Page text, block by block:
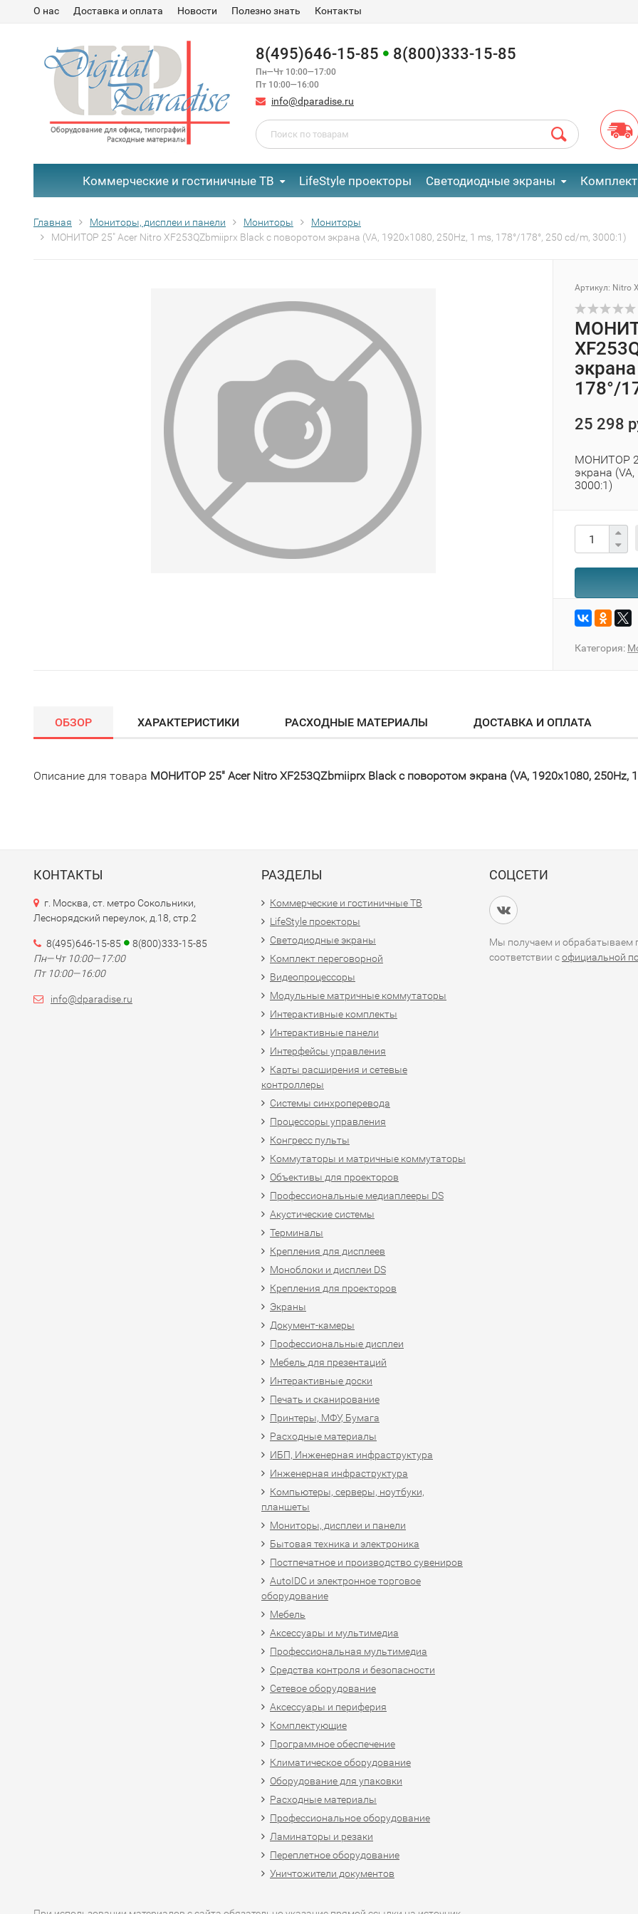
О нас Доставка и оплата Новости Полезно знать Контакты
8(495)646-15-85 8(800)333-15-85
Пн—Чт 10:00—17:00
Пт 10:00—16:00
info@dparadise.ru
Коммерческие и гостиничные ТВ LifeStyle проекторы Светодиодные экраны
Главная Мониторы, дисплеи и панели Мониторы
Мониторы
МОНИТОР 25" Acer Nitro XF253QZbmiiprx Black с поворотом экрана (VA, 1920x1080, 250Hz, 1 ms, 178°/178°, 250 cd/m, 3000:1)
Артикул: Nitro
178°/
25 298
МОНИТОР
экрана
3000:1)
Категория:
ОБЗОР ХАРАКТЕРИСТИКИ РАСХОДНЫЕ МАТЕРИАЛЫ ДОСТАВКА И ОПЛАТА
Описание для товара МОНИТОР 25" Acer Nitro XF253QZbmiiprx Black с поворотом экрана (VA, 1920x1080, 250Hz,
КОНТАКТЫ
г. Москва, ст. метро Сокольники,
Леснорядский переулок, д.18, стр.2
8(495)646-15-85
8(800)333-15-85
Пн—Чт 10:00—17:00
Пт 10:00—16:00
info@dparadise.ru
РАЗДЕЛЫ
Коммерческие и гостиничные ТВ
LifeStyle проекторы
Светодиодные экраны
Комплект переговорной
Видеопроцессоры
Модульные матричные коммутаторы
Интерактивные комплекты
Интерактивные панели
Интерфейсы управления
Карты расширения и сетевые
контроллеры
Системы синхроперевода
Процессоры управления
Конгресс пульты
Коммутаторы и матричные коммутаторы
Объективы для проекторов
Профессиональные медиаплееры DS
Акустические системы
Терминалы
Крепления для дисплеев
Моноблоки и дисплеи DS
Крепления для проекторов
Экраны
Документ-камеры
Профессиональные дисплеи
Мебель для презентаций
Интерактивные доски
Печать и сканирование
Принтеры, МФУ, Бумага
Расходные материалы
ИБП, Инженерная инфраструктура
Инженерная инфраструктура
Компьютеры, серверы, ноутбуки,
планшеты
Мониторы, дисплеи и панели
Бытовая техника и электроника
Постпечатное и производство сувениров
AutoIDC и электронное торговое
оборудование
Мебель
Аксессуары и мультимедиа
Профессиональная мультимедиа
Средства контроля и безопасности
Сетевое оборудование
Аксессуары и периферия
Комплектующие
Программное обеспечение
Климатическое оборудование
Оборудование для упаковки
Расходные материалы
Профессиональное оборудование
Ламинаторы и резаки
Переплетное оборудование
Уничтожители документов
СОЦСЕТИ
Мы получаем и обрабатываем
соответствии софициальной